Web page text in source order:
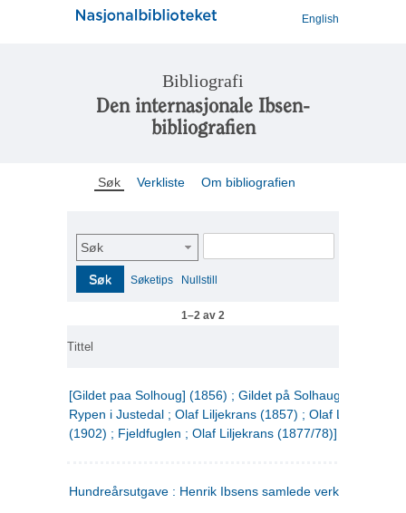
English
Bibliografi
Den internasjonale Ibsen-
bibliografien
Søk Verkliste Om bibliografien
Søk
Søk Søketips Nullstill
1–2 av 2
Tittel
[Gildet paa Solhoug] (1856) ; Gildet på Solhaug (1883) ;
Rypen i Justedal ; Olaf Liljekrans (1857) ; Olaf Liljekrans
(1902) ; Fjeldfuglen ; Olaf Liljekrans (1877/78)]
Hundreårsutgave : Henrik Ibsens samlede verker. 3